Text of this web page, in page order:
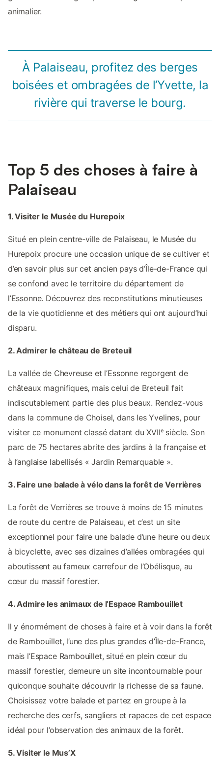
animalier.
À Palaiseau, profitez des berges
boisées et ombragées de l’Yvette, la
rivière qui traverse le bourg.
Top 5 des choses à faire à
Palaiseau
1. Visiter le Musée du Hurepoix
Situé en plein centre-ville de Palaiseau, le Musée du
Hurepoix procure une occasion unique de se cultiver et
d’en savoir plus sur cet ancien pays d’Île-de-France qui
se confond avec le territoire du département de
l’Essonne. Découvrez des reconstitutions minutieuses
de la vie quotidienne et des métiers qui ont aujourd’hui
disparu.
2. Admirer le château de Breteuil
La vallée de Chevreuse et l’Essonne regorgent de
châteaux magnifiques, mais celui de Breteuil fait
indiscutablement partie des plus beaux. Rendez-vous
dans la commune de Choisel, dans les Yvelines, pour
visiter ce monument classé datant du XVIIᵉ siècle. Son
parc de 75 hectares abrite des jardins à la française et
à l’anglaise labellisés « Jardin Remarquable ».
3. Faire une balade à vélo dans la forêt de Verrières
La forêt de Verrières se trouve à moins de 15 minutes
de route du centre de Palaiseau, et c’est un site
exceptionnel pour faire une balade d’une heure ou deux
à bicyclette, avec ses dizaines d’allées ombragées qui
aboutissent au fameux carrefour de l’Obélisque, au
cœur du massif forestier.
4. Admire les animaux de l’Espace Rambouillet
Il y énormément de choses à faire et à voir dans la forêt
de Rambouillet, l’une des plus grandes d’Île-de-France,
mais l’Espace Rambouillet, situé en plein cœur du
massif forestier, demeure un site incontournable pour
quiconque souhaite découvrir la richesse de sa faune.
Choisissez votre balade et partez en groupe à la
recherche des cerfs, sangliers et rapaces de cet espace
idéal pour l’observation des animaux de la forêt.
5. Visiter le Mus’X